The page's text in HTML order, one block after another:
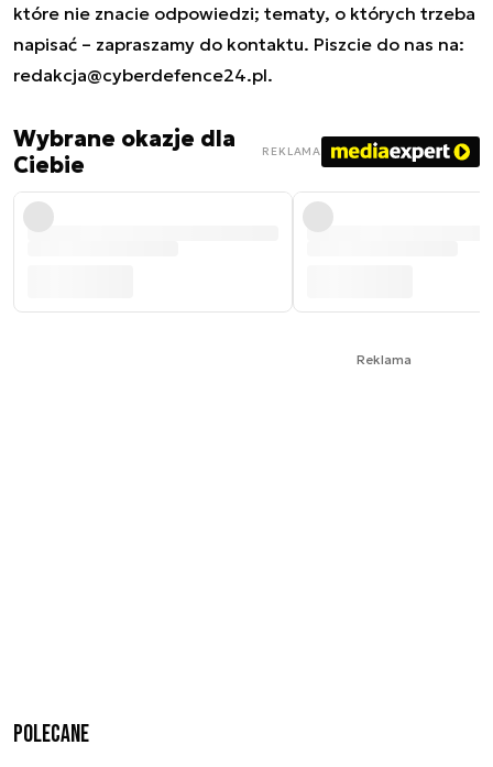
które nie znacie odpowiedzi; tematy, o których trzeba
napisać – zapraszamy do kontaktu. Piszcie do nas na:
redakcja@cyberdefence24.pl.
Wybrane okazje dla
Ciebie
REKLAMA
Reklama
Polecane